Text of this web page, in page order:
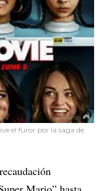
el furor por la saga de